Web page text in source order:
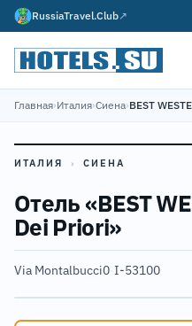
RussiaTravel.Club↗
Главная›Италия›Сиена›BEST
ИТАЛИЯ › СИЕНА
Отель «BEST
Dei Priori»
Via Montalbucci0·I-53100